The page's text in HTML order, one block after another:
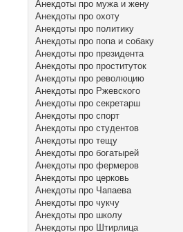
Анекдоты про мужа и жену
Анекдоты про охоту
Анекдоты про политику
Анекдоты про попа и собаку
Анекдоты про президента
Анекдоты про проституток
Анекдоты про революцию
Анекдоты про Ржевского
Анекдоты про секретарш
Анекдоты про спорт
Анекдоты про студентов
Анекдоты про тещу
Анекдоты про богатырей
Анекдоты про фермеров
Анекдоты про церковь
Анекдоты про Чапаева
Анекдоты про чукчу
Анекдоты про школу
Анекдоты про Штирлица